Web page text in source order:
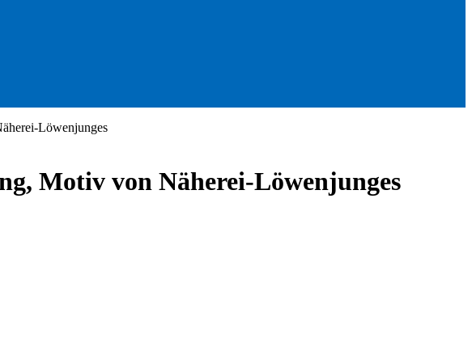
Löwenjunges
Motiv von Näherei-Löwenjunges